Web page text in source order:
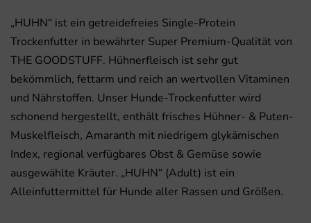
„HUHN“ ist ein getreidefreies Single-Protein
Trockenfutter in bewährter Super Premium-Qualität von
THE GOODSTUFF. Hühnerfleisch ist sehr gut
bekömmlich, fettarm und reich an wertvollen Vitaminen
und Nährstoffen. Unser Hunde-Trockenfutter wird
schonend hergestellt, enthält frisches Hühner- & Puten-
Muskelfleisch, Amaranth mit niedrigem glykämischen
Index, regional verfügbares Obst & Gemüse sowie
ausgewählte Kräuter. „HUHN“ (Adult) ist ein
Alleinfuttermittel für Hunde aller Rassen und Größen.